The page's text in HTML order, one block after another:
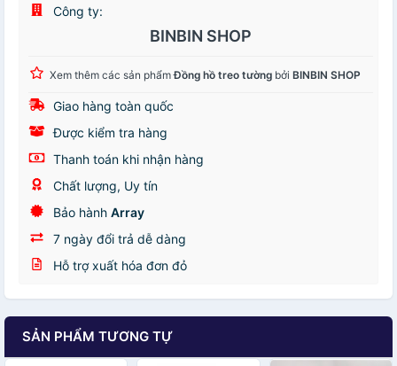
Công ty:
BINBIN SHOP
Xem thêm các sản phẩmĐồng hồ treo tường bởi BINBIN SHOP
Giao hàng toàn quốc
Được kiểm tra hàng
Thanh toán khi nhận hàng
Chất lượng, Uy tín
Bảo hành Array
7 ngày đổi trả dễ dàng
Hỗ trợ xuất hóa đơn đỏ
SẢN PHẨM TƯƠNG TỰ